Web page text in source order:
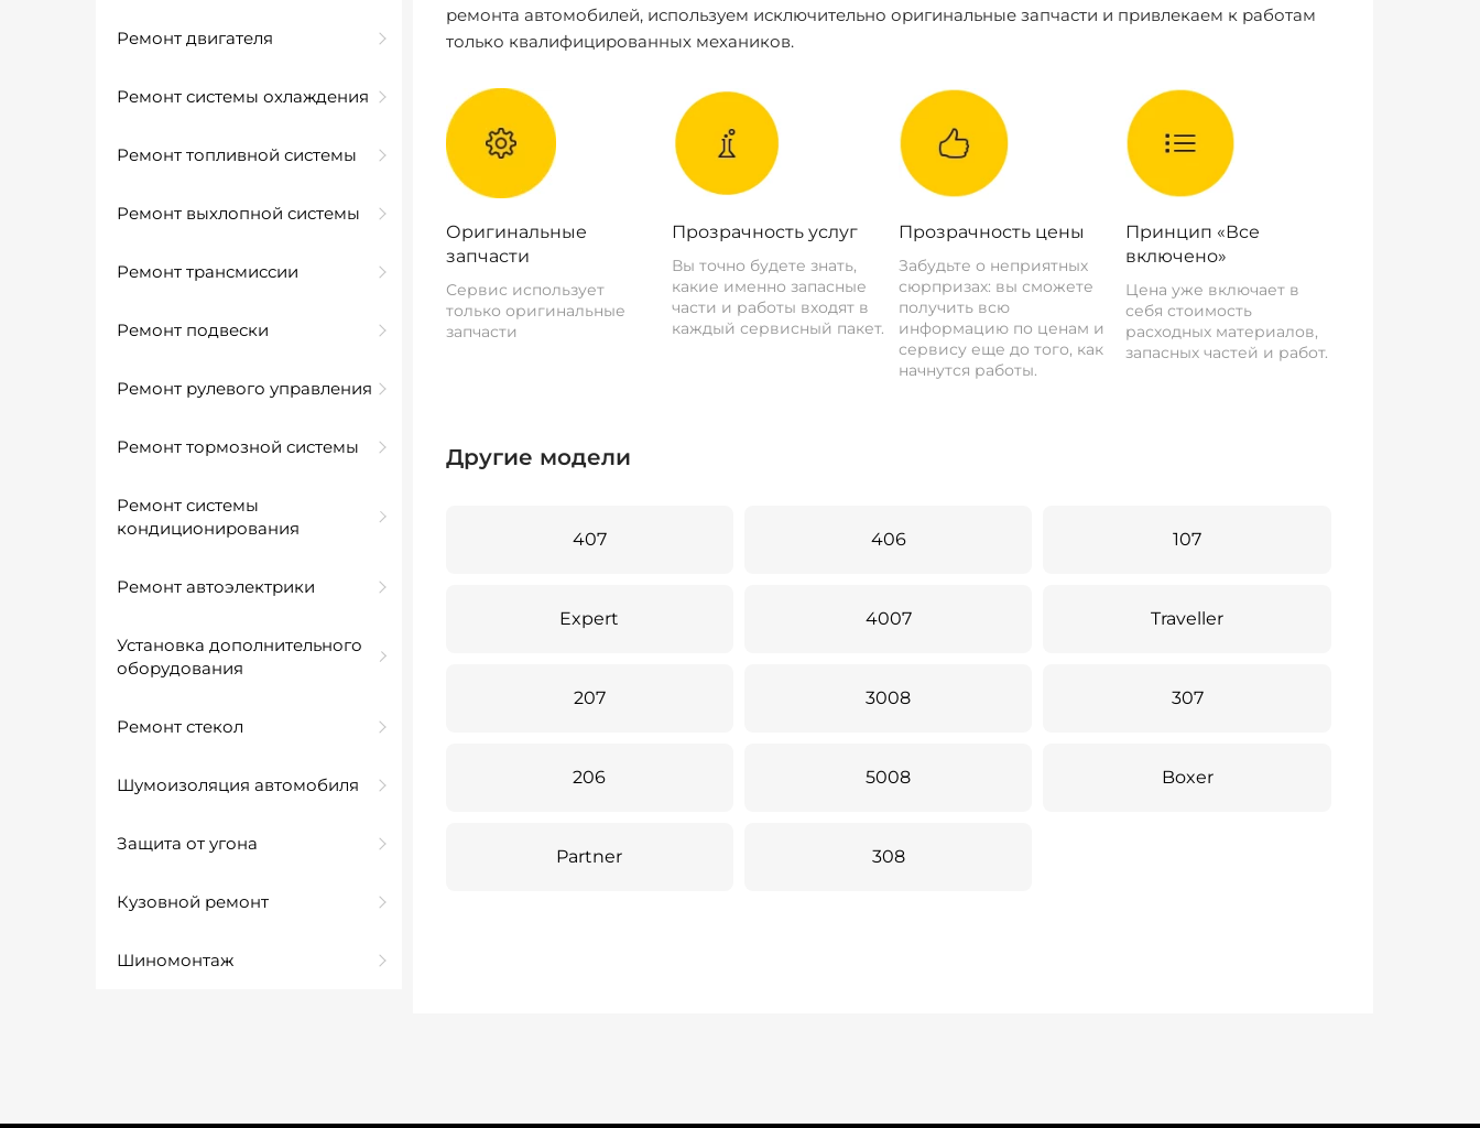
Ремонт двигателя
Ремонт системы охлаждения
Ремонт топливной системы
Ремонт выхлопной системы
Ремонт трансмиссии
Ремонт подвески
Ремонт рулевого управления
Ремонт тормозной системы
Ремонт системы
кондиционирования
Ремонт автоэлектрики
Установка дополнительного
оборудования
Ремонт стекол
Шумоизоляция автомобиля
Защита от угона
Кузовной ремонт
Шиномонтаж
ремонта автомобилей, используем исключительно оригинальные запчасти и привлекаем к работам
только квалифицированных механиков.
Оригинальные
запчасти
Сервис использует
только оригинальные
запчасти
Прозрачность услуг
Вы точно будете знать,
какие именно запасные
части и работы входят в
каждый сервисный пакет.
Прозрачность цены
Забудьте о неприятных
сюрпризах: вы сможете
получить всю
информацию по ценам и
сервису еще до того, как
начнутся работы.
Принцип «Все
включено»
Цена уже включает в
себя стоимость
расходных материалов,
запасных частей и работ.
Другие модели
407 406 107
Expert 4007 Traveller
207 3008 307
206 5008 Boxer
Partner 308